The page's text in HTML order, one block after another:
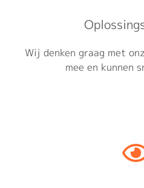
Wij denken graag met
mee en kunnen